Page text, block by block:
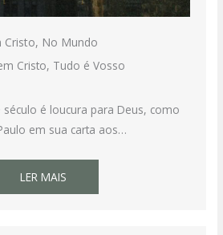
Cristo, No Mundo
Cristo, Tudo é Vosso
é loucura para Deus, como
em sua carta aos…
LER MAIS